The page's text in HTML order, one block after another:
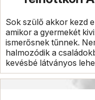
Sok szülő akkor kezd
amikor a gyermekét
ismerősnek tűnnek.
halmozódik a
kevésbé látványos